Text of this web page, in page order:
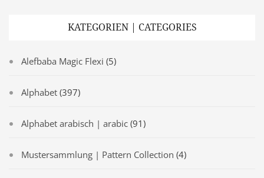
KATEGORIEN | CATEGORIES
Alefbaba Magic Flexi (5)
Alphabet (397)
Alphabet arabisch | arabic (91)
Mustersammlung | Pattern Collection (4)